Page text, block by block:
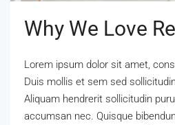
Why We Love
Lorem ipsum dolor sit amet,
Duis mollis et sem sed
Aliquam hendrerit sollicitudin
accumsan nec. Quisque